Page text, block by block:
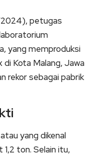
petugas
yang memproduksi
Kota Malang, Jawa
rekor sebagai pabrik
yang dikenal
ton. Selain itu,